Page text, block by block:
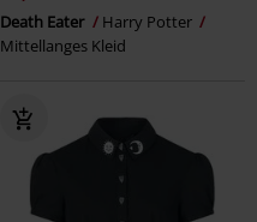
Death Eater
Harry Potter
Mittellanges Kleid